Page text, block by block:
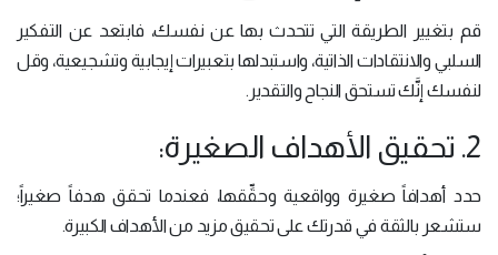
قم بتغيير الطريقة التي تتحدث بها عن نفسك، فابتعد عن التفكير
السلبي والانتقادات الذاتية، واستبدلها بتعبيرات إيجابية وتشجيعية، وقل
لنفسك إنَّك تستحق النجاح والتقدير.
2. تحقيق الأهداف الصغيرة:
حدد أهدافاً صغيرة وواقعية وحقِّقها، فعندما تحقق هدفاً صغيراً؛
ستشعر بالثقة في قدرتك على تحقيق مزيد من الأهداف الكبيرة.